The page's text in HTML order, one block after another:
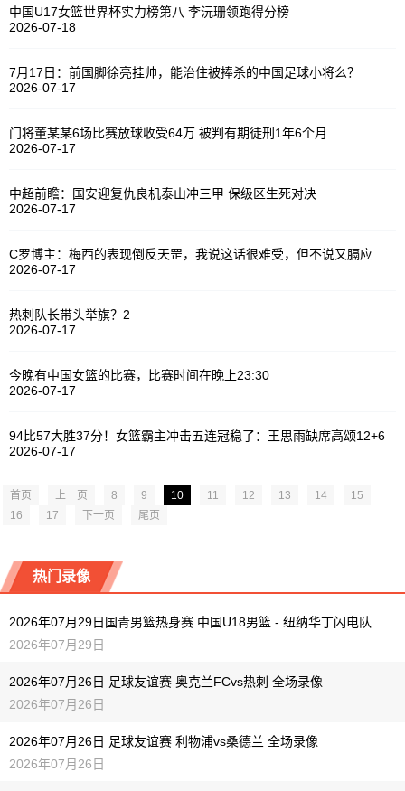
中国U17女篮世界杯实力榜第八 李沅珊领跑得分榜
2026-07-18
7月17日：前国脚徐亮挂帅，能治住被捧杀的中国足球小将么？
2026-07-17
门将董某某6场比赛放球收受64万 被判有期徒刑1年6个月
2026-07-17
中超前瞻：国安迎复仇良机泰山冲三甲 保级区生死对决
2026-07-17
C罗博主：梅西的表现倒反天罡，我说这话很难受，但不说又膈应
2026-07-17
热刺队长带头举旗？2
2026-07-17
今晚有中国女篮的比赛，比赛时间在晚上23:30
2026-07-17
94比57大胜37分！女篮霸主冲击五连冠稳了：王思雨缺席高颂12+6
2026-07-17
首页 上一页 8 9 10 11 12 13 14
15
16
17 下一页 尾页
热门录像
2026年07月29日
2026年07月26日 足球友谊赛 奥克兰FCvs热刺 全场录像
2026年07月26日
2026年07月26日 足球友谊赛 利物浦vs桑德兰 全场录像
2026年07月26日